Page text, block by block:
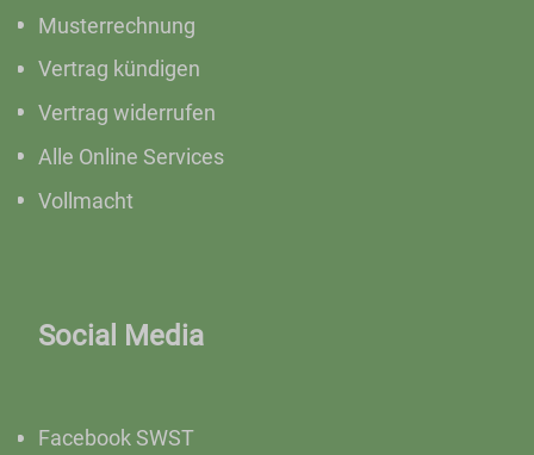
Musterrechnung
Vertrag kündigen
Vertrag widerrufen
Alle Online Services
Vollmacht
Social Media
Facebook SWST